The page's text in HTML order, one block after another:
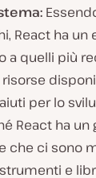
React ha
a quelli più
per lo
React ha
che ci sono
e